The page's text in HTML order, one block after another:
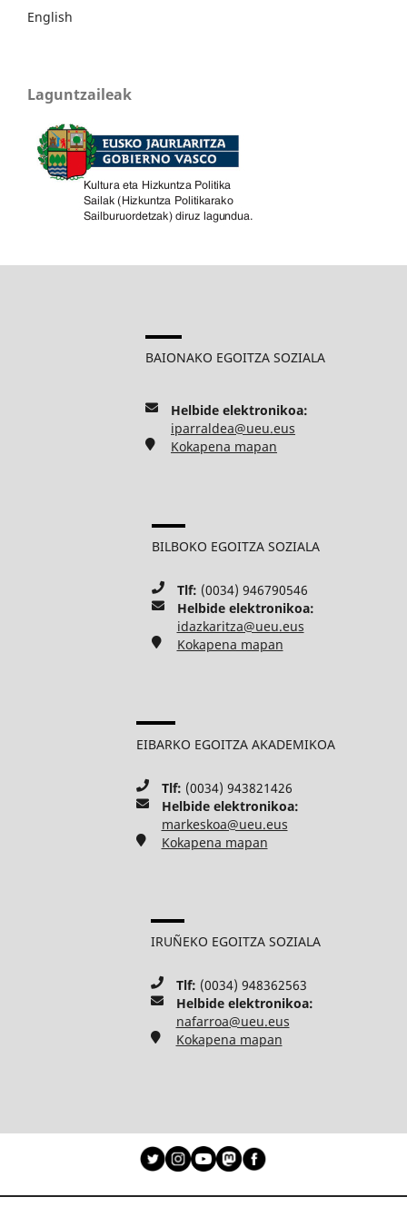
English
Laguntzaileak
BAIONAKO EGOITZA SOZIALA
Helbide elektronikoa:
iparraldea@ueu.eus
Kokapena mapan
BILBOKO EGOITZA SOZIALA
Tlf: (0034) 946790546
Helbide elektronikoa:
idazkaritza@ueu.eus
Kokapena mapan
EIBARKO EGOITZA AKADEMIKOA
Tlf: (0034) 943821426
Helbide elektronikoa:
markeskoa@ueu.eus
Kokapena mapan
IRUÑEKO EGOITZA SOZIALA
Tlf: (0034) 948362563
Helbide elektronikoa:
nafarroa@ueu.eus
Kokapena mapan